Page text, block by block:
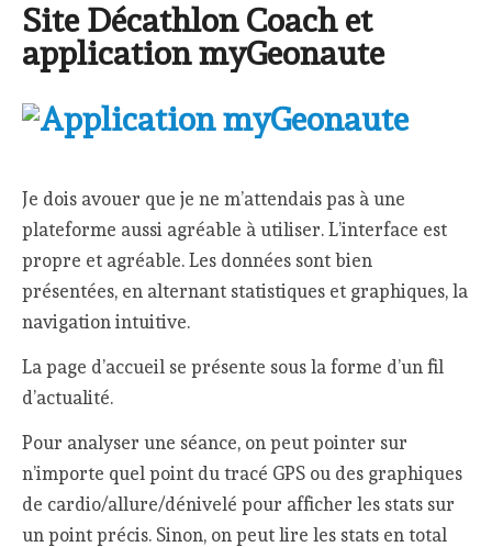
Site Décathlon Coach et
application myGeonaute
Je dois avouer que je ne m’attendais pas à une
plateforme aussi agréable à utiliser. L’interface est
propre et agréable. Les données sont bien
présentées, en alternant statistiques et graphiques, la
navigation intuitive.
La page d’accueil se présente sous la forme d’un fil
d’actualité.
Pour analyser une séance, on peut pointer sur
n’importe quel point du tracé GPS ou des graphiques
de cardio/allure/dénivelé pour afficher les stats sur
un point précis. Sinon, on peut lire les stats en total